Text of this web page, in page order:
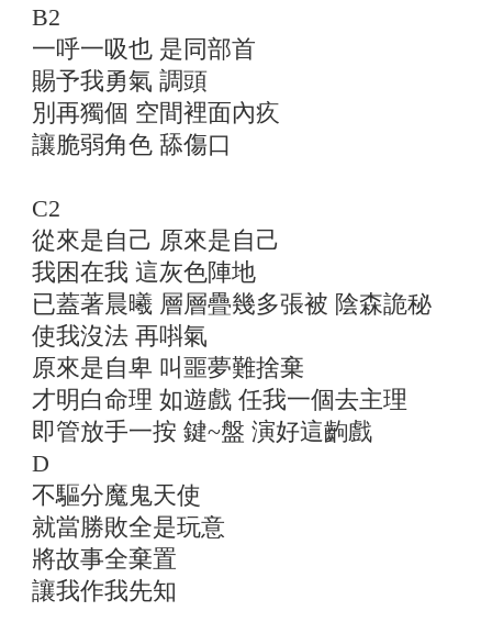
B2
一呼一吸也 是同部首
賜予我勇氣 調頭
別再獨個 空間裡面內疚
讓脆弱角色 舔傷口
C2
從來是自己 原來是自己
我困在我 這灰色陣地
已蓋著晨曦 層層疊幾多張被 陰森詭秘
使我沒法 再唞氣
原來是自卑 叫噩夢難捨棄
才明白命理 如遊戲 任我一個去主理
即管放手一按 鍵~盤 演好這齣戲
D
不驅分魔鬼天使
就當勝敗全是玩意
將故事全棄置
讓我作我先知